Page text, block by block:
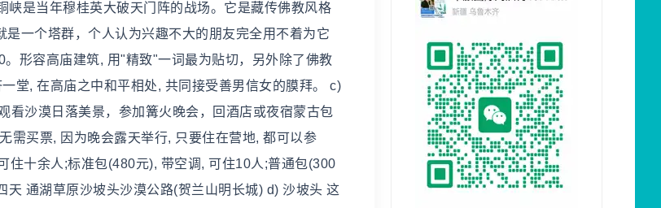
是当年穆桂英大破天门阵的战场。它是藏传佛教风格
一个塔群，个人认为兴趣不大的朋友完全用不着为它
形容高庙建筑, 用"精致"一词最为贴切，另外除了佛教
堂, 在高庙之中和平相处, 共同接受善男信女的膜拜。 c)
看沙漠日落美景，参加篝火晚会，回酒店或夜宿蒙古包
需买票, 因为晚会露天举行, 只要住在营地, 都可以参
住十余人;标准包(480元), 带空调, 可住10人;普通包(300
通湖草原沙坡头沙漠公路(贺兰山明长城) d) 沙坡头 这